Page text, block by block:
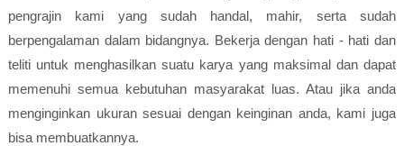
pengrajin kami yang sudah handal, mahir, serta sudah
berpengalaman dalam bidangnya. Bekerja dengan hati - hati dan
teliti untuk menghasilkan suatu karya yang maksimal dan dapat
memenuhi semua kebutuhan masyarakat luas. Atau jika anda
menginginkan ukuran sesuai dengan keinginan anda, kami juga
bisa membuatkannya.